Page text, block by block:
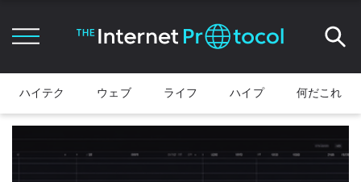
ハイテク ウェブ ライフ ハイプ 何だこれ